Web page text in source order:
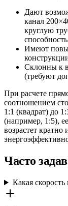
Дают
канал
круглую
Имеют
Склонны к
(требуют
При расчете
соотношением
1:1 (квадрат) до
(например, 1:5),
возрастет кратно
Часто
Какая